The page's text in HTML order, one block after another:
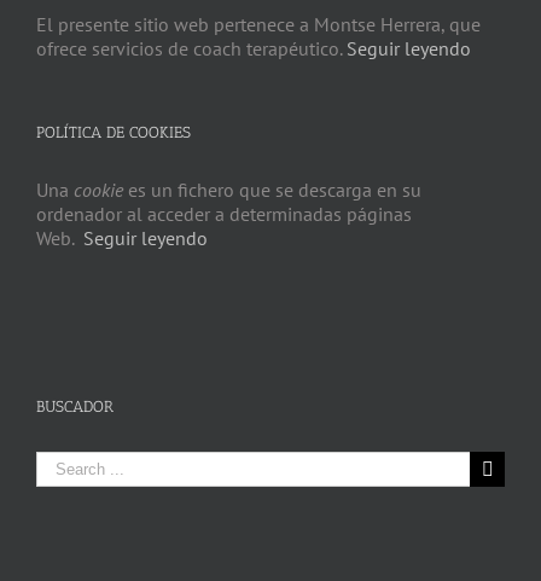
El presente sitio web pertenece a Montse Herrera, que
ofrece servicios de coach terapéutico. Seguir leyendo
POLÍTICA DE COOKIES
Una cookie es un fichero que se descarga en su
ordenador al acceder a determinadas páginas
Web. Seguir leyendo
BUSCADOR
Search
for: